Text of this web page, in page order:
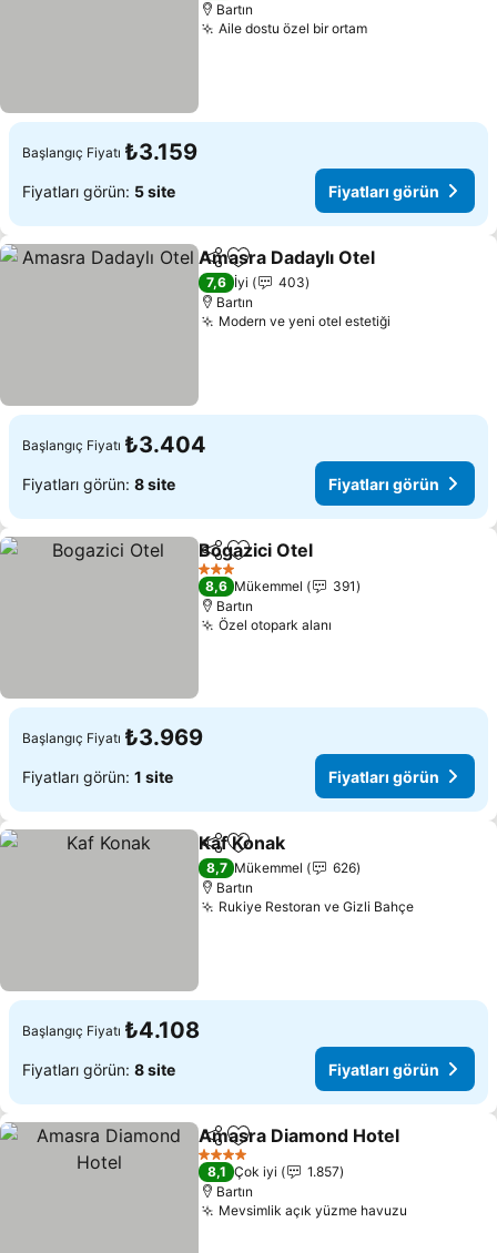
Bartın
Aile dostu özel bir ortamFiyatları görün
Başlangıç Fiyatı ₺3.159
Fiyatları görün: 5 site Fiyatları görün
PaylaşFavorilerime ekle
Amasra Dadaylı Otel
7,6 İyi
403
Bartın
Modern ve yeni otel estetiği
Başlangıç Fiyatı ₺3.404
Fiyatları görün: 8 site Fiyatları görün
PaylaşFavorilerime ekle
Bogazici Otel
3 Yıldız
8,6 Mükemmel
391
Bartın
Özel otopark alanı
Başlangıç Fiyatı ₺3.969
Fiyatları görün: 1 site Fiyatları görün
PaylaşFavorilerime ekle
Kaf Konak
8,7 Mükemmel
626
Bartın
Rukiye Restoran ve Gizli BahçeFiyatları
Başlangıç Fiyatı ₺4.108
Fiyatları görün: 8 site Fiyatları görün
PaylaşFavorilerime ekle
Amasra Diamond Hotel
4 Yıldız
8,1 Çok iyi
1.857
Bartın
Mevsimlik açık yüzme havuzu